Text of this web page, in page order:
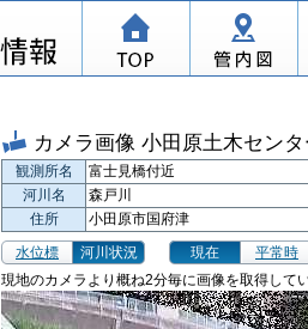
カメラ画像 小田原土木センタ
観測所名
富士見橋付近
河川名
森戸川
住所
小田原市国府津
水位標
河川状況 現在
平常時
現地のカメラより概ね2分毎に画像を取得して